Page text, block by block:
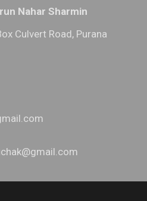
Nahar Sharmin
Culvert Road, Purana